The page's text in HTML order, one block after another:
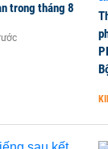
bán dẫn
trong tháng 8